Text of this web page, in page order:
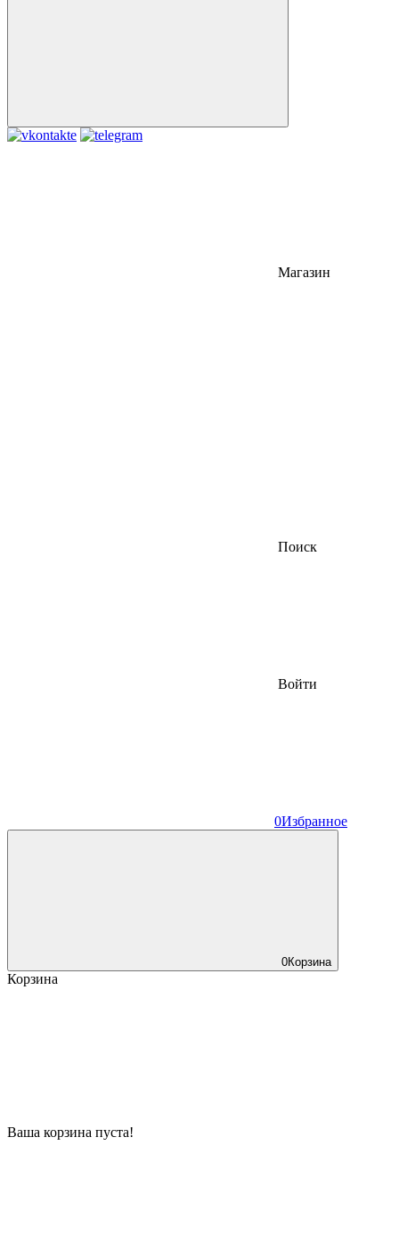
Магазин
Поиск
Войти
0Избранное
0Корзина
Корзина
Ваша корзина пуста!